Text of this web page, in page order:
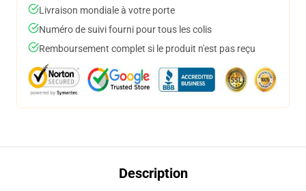
Livraison mondiale à votre porte
Numéro de suivi fourni pour tous les colis
Remboursement complet si le produit n'est pas reçu
Description